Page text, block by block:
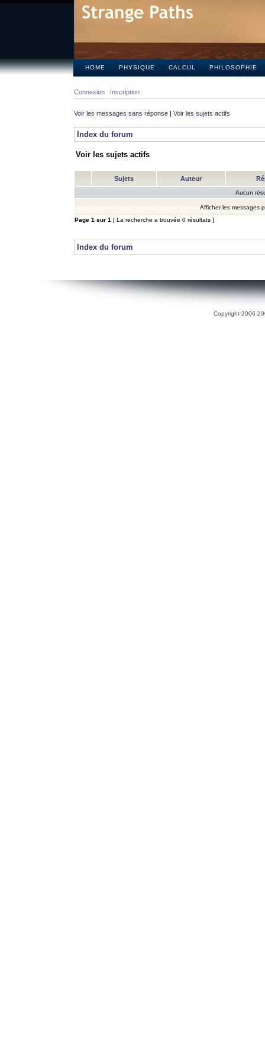
HOME PHYSIQUE CALCUL PHILOSOPHIE
Connexion Inscription
Voir les messages sans réponse | Voir les sujets actifs
Index du forum
Voir les sujets actifs
Sujets Auteur
Aucun
Afficher les messages
Page 1 sur 1 [ La recherche a trouvée 0 résultats ]
Index du forum
Copyright 2006-